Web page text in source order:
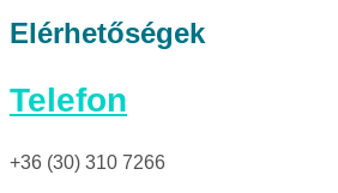
Elérhetőségek
Telefon
+36 (30) 310 7266